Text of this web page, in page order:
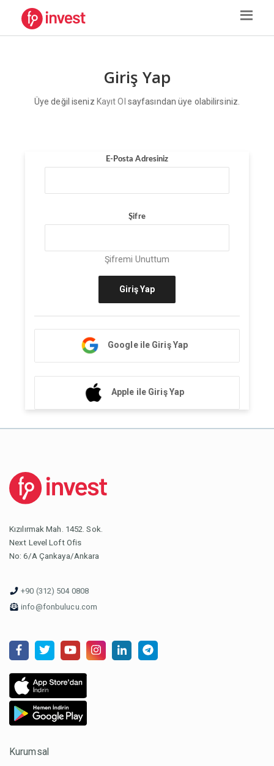
Giriş Yap
Üye değil iseniz Kayıt Ol sayfasından üye olabilirsiniz.
E-Posta Adresiniz
Şifre
Şifremi Unuttum
Giriş Yap
Google ile Giriş Yap
Apple ile Giriş Yap
Kızılırmak Mah. 1452. Sok.
Next Level Loft Ofis
No: 6/A Çankaya/Ankara
+90 (312) 504 0808
info@fonbulucu.com
Kurumsal